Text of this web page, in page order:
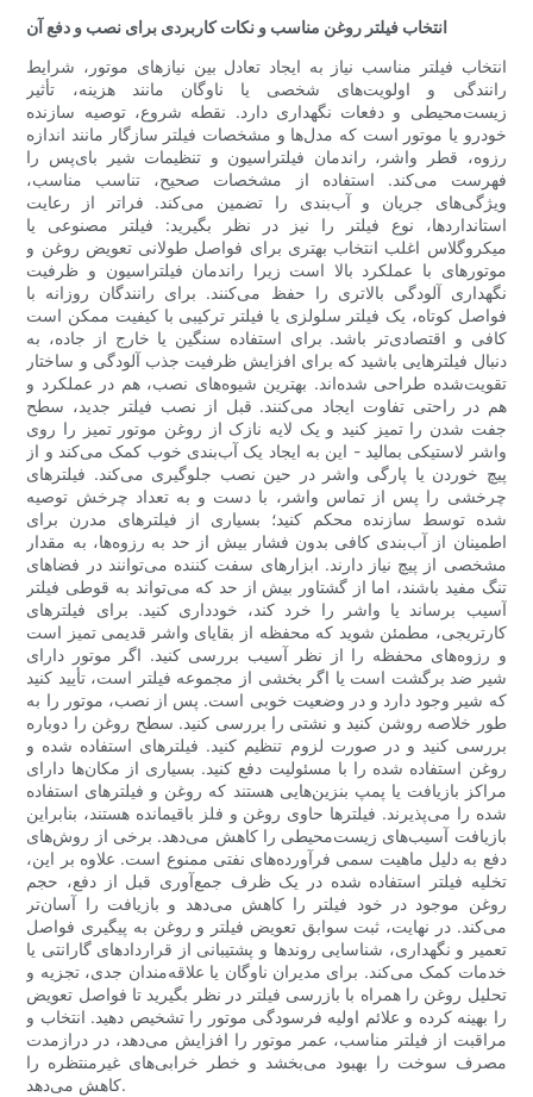
انتخاب فیلتر روغن مناسب و نکات کاربردی برای نصب و دفع آن
انتخاب فیلتر مناسب نیاز به ایجاد تعادل بین نیازهای موتور، شرایط
رانندگی و اولویت‌های شخصی یا ناوگان مانند هزینه، تأثیر
زیست‌محیطی و دفعات نگهداری دارد. نقطه شروع، توصیه سازنده
خودرو یا موتور است که مدل‌ها و مشخصات فیلتر سازگار مانند اندازه
رزوه، قطر واشر، راندمان فیلتراسیون و تنظیمات شیر ​​بای‌پس را
فهرست می‌کند. استفاده از مشخصات صحیح، تناسب مناسب،
ویژگی‌های جریان و آب‌بندی را تضمین می‌کند. فراتر از رعایت
استانداردها، نوع فیلتر را نیز در نظر بگیرید: فیلتر مصنوعی یا
میکروگلاس اغلب انتخاب بهتری برای فواصل طولانی تعویض روغن و
موتورهای با عملکرد بالا است زیرا راندمان فیلتراسیون و ظرفیت
نگهداری آلودگی بالاتری را حفظ می‌کنند. برای رانندگان روزانه با
فواصل کوتاه، یک فیلتر سلولزی یا فیلتر ترکیبی با کیفیت ممکن است
کافی و اقتصادی‌تر باشد. برای استفاده سنگین یا خارج از جاده، به
دنبال فیلترهایی باشید که برای افزایش ظرفیت جذب آلودگی و ساختار
تقویت‌شده طراحی شده‌اند. بهترین شیوه‌های نصب، هم در عملکرد و
هم در راحتی تفاوت ایجاد می‌کنند. قبل از نصب فیلتر جدید، سطح
جفت شدن را تمیز کنید و یک لایه نازک از روغن موتور تمیز را روی
واشر لاستیکی بمالید - این به ایجاد یک آب‌بندی خوب کمک می‌کند و از
پیچ خوردن یا پارگی واشر در حین نصب جلوگیری می‌کند. فیلترهای
چرخشی را پس از تماس واشر، با دست و به تعداد چرخش توصیه
شده توسط سازنده محکم کنید؛ بسیاری از فیلترهای مدرن برای
اطمینان از آب‌بندی کافی بدون فشار بیش از حد به رزوه‌ها، به مقدار
مشخصی از پیچ نیاز دارند. ابزارهای سفت کننده می‌توانند در فضاهای
تنگ مفید باشند، اما از گشتاور بیش از حد که می‌تواند به قوطی فیلتر
آسیب برساند یا واشر را خرد کند، خودداری کنید. برای فیلترهای
کارتریجی، مطمئن شوید که محفظه از بقایای واشر قدیمی تمیز است
و رزوه‌های محفظه را از نظر آسیب بررسی کنید. اگر موتور دارای
شیر ضد برگشت است یا اگر بخشی از مجموعه فیلتر است، تأیید کنید
که شیر وجود دارد و در وضعیت خوبی است. پس از نصب، موتور را به
طور خلاصه روشن کنید و نشتی را بررسی کنید. سطح روغن را دوباره
بررسی کنید و در صورت لزوم تنظیم کنید. فیلترهای استفاده شده و
روغن استفاده شده را با مسئولیت دفع کنید. بسیاری از مکان‌ها دارای
مراکز بازیافت یا پمپ بنزین‌هایی هستند که روغن و فیلترهای استفاده
شده را می‌پذیرند. فیلترها حاوی روغن و فلز باقیمانده هستند، بنابراین
بازیافت آسیب‌های زیست‌محیطی را کاهش می‌دهد. برخی از روش‌های
دفع به دلیل ماهیت سمی فرآورده‌های نفتی ممنوع است. علاوه بر این،
تخلیه فیلتر استفاده شده در یک ظرف جمع‌آوری قبل از دفع، حجم
روغن موجود در خود فیلتر را کاهش می‌دهد و بازیافت را آسان‌تر
می‌کند. در نهایت، ثبت سوابق تعویض فیلتر و روغن به پیگیری فواصل
تعمیر و نگهداری، شناسایی روندها و پشتیبانی از قراردادهای گارانتی یا
خدمات کمک می‌کند. برای مدیران ناوگان یا علاقه‌مندان جدی، تجزیه و
تحلیل روغن را همراه با بازرسی فیلتر در نظر بگیرید تا فواصل تعویض
را بهینه کرده و علائم اولیه فرسودگی موتور را تشخیص دهید. انتخاب و
مراقبت از فیلتر مناسب، عمر موتور را افزایش می‌دهد، در درازمدت
مصرف سوخت را بهبود می‌بخشد و خطر خرابی‌های غیرمنتظره را
کاهش می‌دهد.